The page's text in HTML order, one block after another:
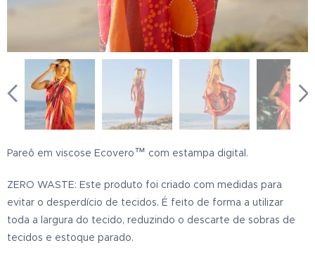
Pareô em viscose Ecovero™ com estampa digital.
ZERO WASTE: Este produto foi criado com medidas para
evitar o desperdício de tecidos. É feito de forma a utilizar
toda a largura do tecido, reduzindo o descarte de sobras de
tecidos e estoque parado.